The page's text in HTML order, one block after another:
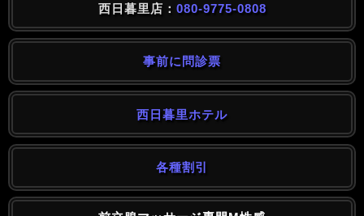
西日暮里店： 080-9775-0808
事前に問診票
西日暮里ホテル
各種割引